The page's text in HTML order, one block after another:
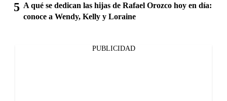
A qué se dedican las hijas de Rafael Orozco hoy en día:
conoce a Wendy, Kelly y Loraine
PUBLICIDAD